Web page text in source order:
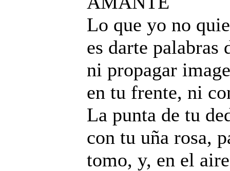
Lo que yo no
es darte palabras
ni propagar
en tu frente, ni
La punta de tu
con tu uña rosa,
tomo, y, en el